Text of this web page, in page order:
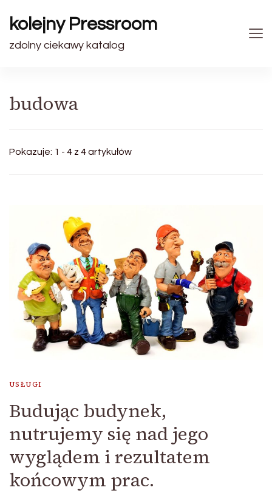
kolejny Pressroom
zdolny ciekawy katalog
budowa
Pokazuje: 1 - 4 z 4 artykułów
USŁUGI
Budując budynek,
nutrujemy się nad jego
wyglądem i rezultatem
końcowym prac.